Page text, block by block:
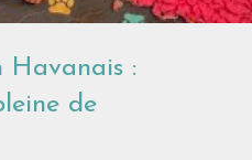
Havanais :
de